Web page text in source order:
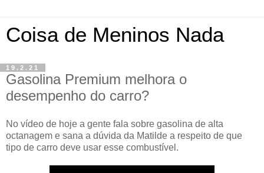
Coisa de Meninos Nada
19.2.21
Gasolina Premium melhora o
desempenho do carro?
No vídeo de hoje a gente fala sobre gasolina de alta
octanagem e sana a dúvida da Matilde a respeito de que
tipo de carro deve usar esse combustível.